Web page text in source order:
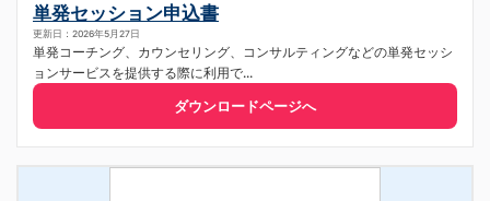
単発セッション申込書
更新日：2026年5月27日
単発コーチング、カウンセリング、コンサルティングなどの単発セッシ
ョンサービスを提供する際に利用で...
ダウンロードページへ